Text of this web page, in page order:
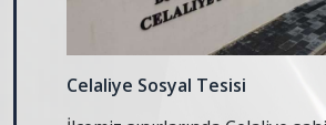
Celaliye Sosyal Tesisi